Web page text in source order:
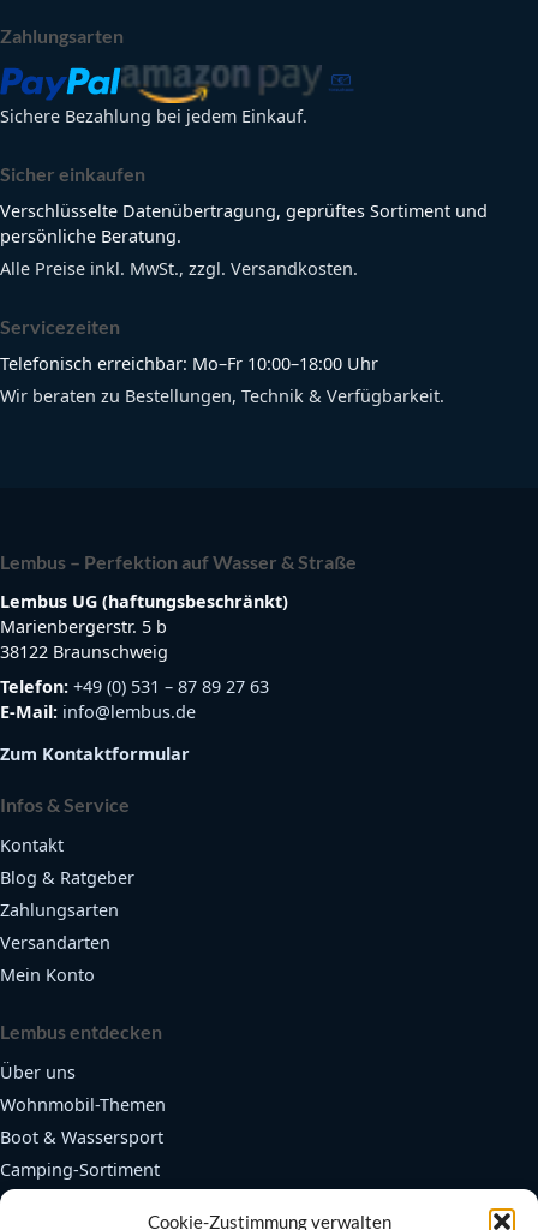
Cookie-Zustimmung verwalten
Zahlungsarten
Sichere Bezahlung bei jedem Einkauf.
Sicher einkaufen
Verschlüsselte Datenübertragung, geprüftes Sortiment und
persönliche Beratung.
Alle Preise inkl. MwSt., zzgl. Versandkosten.
Servicezeiten
Telefonisch erreichbar: Mo–Fr 10:00–18:00 Uhr
Wir beraten zu Bestellungen, Technik & Verfügbarkeit.
Lembus – Perfektion auf Wasser & Straße
Lembus UG (haftungsbeschränkt)
Marienbergerstr. 5 b
38122 Braunschweig
Telefon: +49 (0) 531 – 87 89 27 63
E-Mail: info@lembus.de
Zum Kontaktformular
Infos & Service
Kontakt
Blog & Ratgeber
Zahlungsarten
Versandarten
Mein Konto
Lembus entdecken
Über uns
Wohnmobil-Themen
Boot & Wassersport
Camping-Sortiment
Fendertex Fender